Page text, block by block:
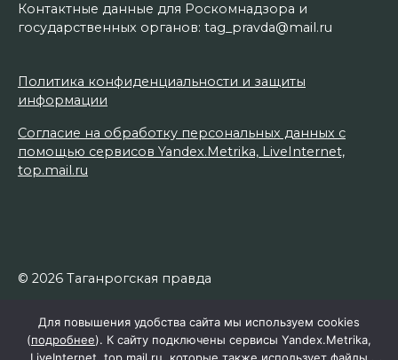
Контактные данные для Роскомнадзора и
государственных органов: tag_pravda@mail.ru
Политика конфиденциальности и защиты
информации
Согласие на обработку персональных данных с
помощью сервисов Yandex.Metrika, LiveInternet,
top.mail.ru
© 2026 Таганрогская правда
Для повышения удобства сайта мы используем cookies
(подробнее). К сайту подключены сервисы Yandex.Metrika,